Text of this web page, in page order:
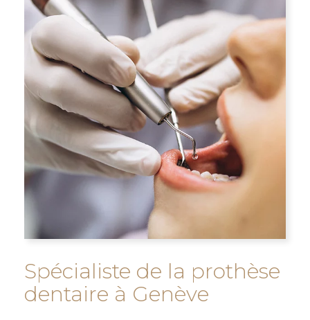
Spécialiste de la prothèse
dentaire à Genève